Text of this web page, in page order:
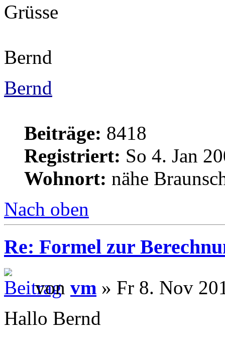
Grüsse
Bernd
Bernd
Beiträge: 8418
Registriert: So 4. Jan
Wohnort: nähe
Nach oben
Re: Formel zur
von vm » Fr 8. Nov
Hallo Bernd